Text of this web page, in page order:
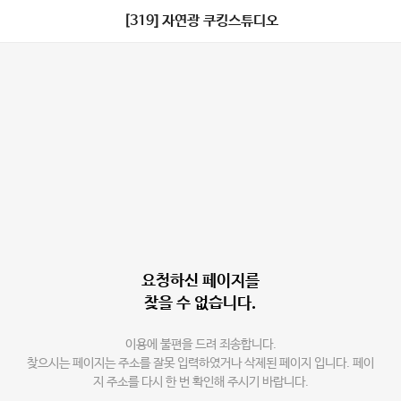
[319] 자연광 쿠킹스튜디오
요청하신 페이지를
찾을 수 없습니다.
이용에 불편을 드려 죄송합니다.
찾으시는 페이지는 주소를 잘못 입력하였거나 삭제된 페이지 입니다. 페이
지 주소를 다시 한 번 확인해 주시기 바랍니다.